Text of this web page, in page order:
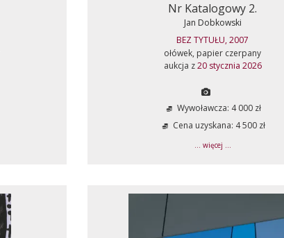
Nr Katalogowy 2.
Jan Dobkowski
BEZ TYTUŁU, 2007
ołówek, papier czerpany
aukcja z20 stycznia 2026
Wywoławcza: 4 000 zł
Cena uzyskana: 4 500 zł
... więcej ...